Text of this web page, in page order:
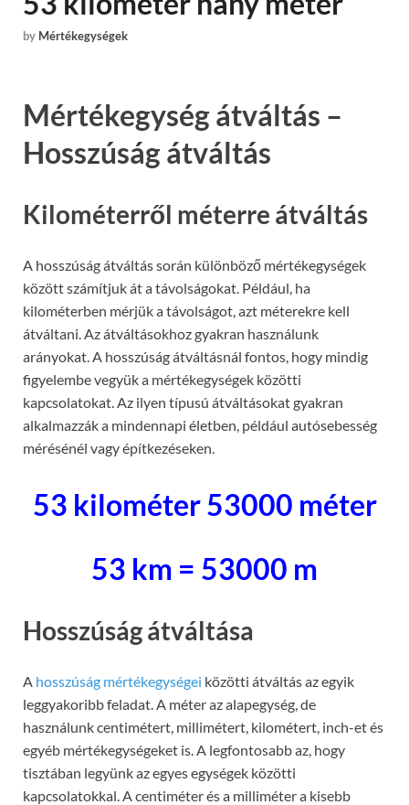
by Mértékegységek
Mértékegység átváltás –
Hosszúság átváltás
Kilométerről méterre átváltás
A hosszúság átváltás során különböző mértékegységek
között számítjuk át a távolságokat. Például, ha
kilométerben mérjük a távolságot, azt méterekre kell
átváltani. Az átváltásokhoz gyakran használunk
arányokat. A hosszúság átváltásnál fontos, hogy mindig
figyelembe vegyük a mértékegységek közötti
kapcsolatokat. Az ilyen típusú átváltásokat gyakran
alkalmazzák a mindennapi életben, például autósebesség
mérésénél vagy építkezéseken.
53 kilométer 53000 méter
53 km = 53000 m
Hosszúság átváltása
A hosszúság mértékegységei közötti átváltás az egyik
leggyakoribb feladat. A méter az alapegység, de
használunk centimétert, millimétert, kilométert, inch-et és
egyéb mértékegységeket is. A legfontosabb az, hogy
tisztában legyünk az egyes egységek közötti
kapcsolatokkal. A centiméter és a milliméter a kisebb